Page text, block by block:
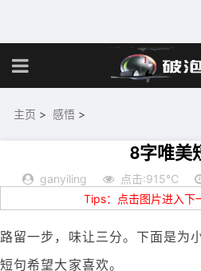
主页 > 感悟 >
8字唯美
ganyiling 点击:915℃
Tips：点击图片进入下
路留一步，味让三分。下面是为
短句希望大家喜欢。